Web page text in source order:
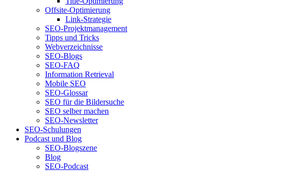
Offsite-Optimierung
Link-Strategie
SEO-Projektmanagement
Tipps und Tricks
Webverzeichnisse
SEO-Blogs
SEO-FAQ
Information Retrieval
Mobile SEO
SEO-Glossar
SEO für die Bildersuche
SEO selber machen
SEO-Newsletter
SEO-Schulungen
Podcast und Blog
SEO-Blogszene
Blog
SEO-Podcast